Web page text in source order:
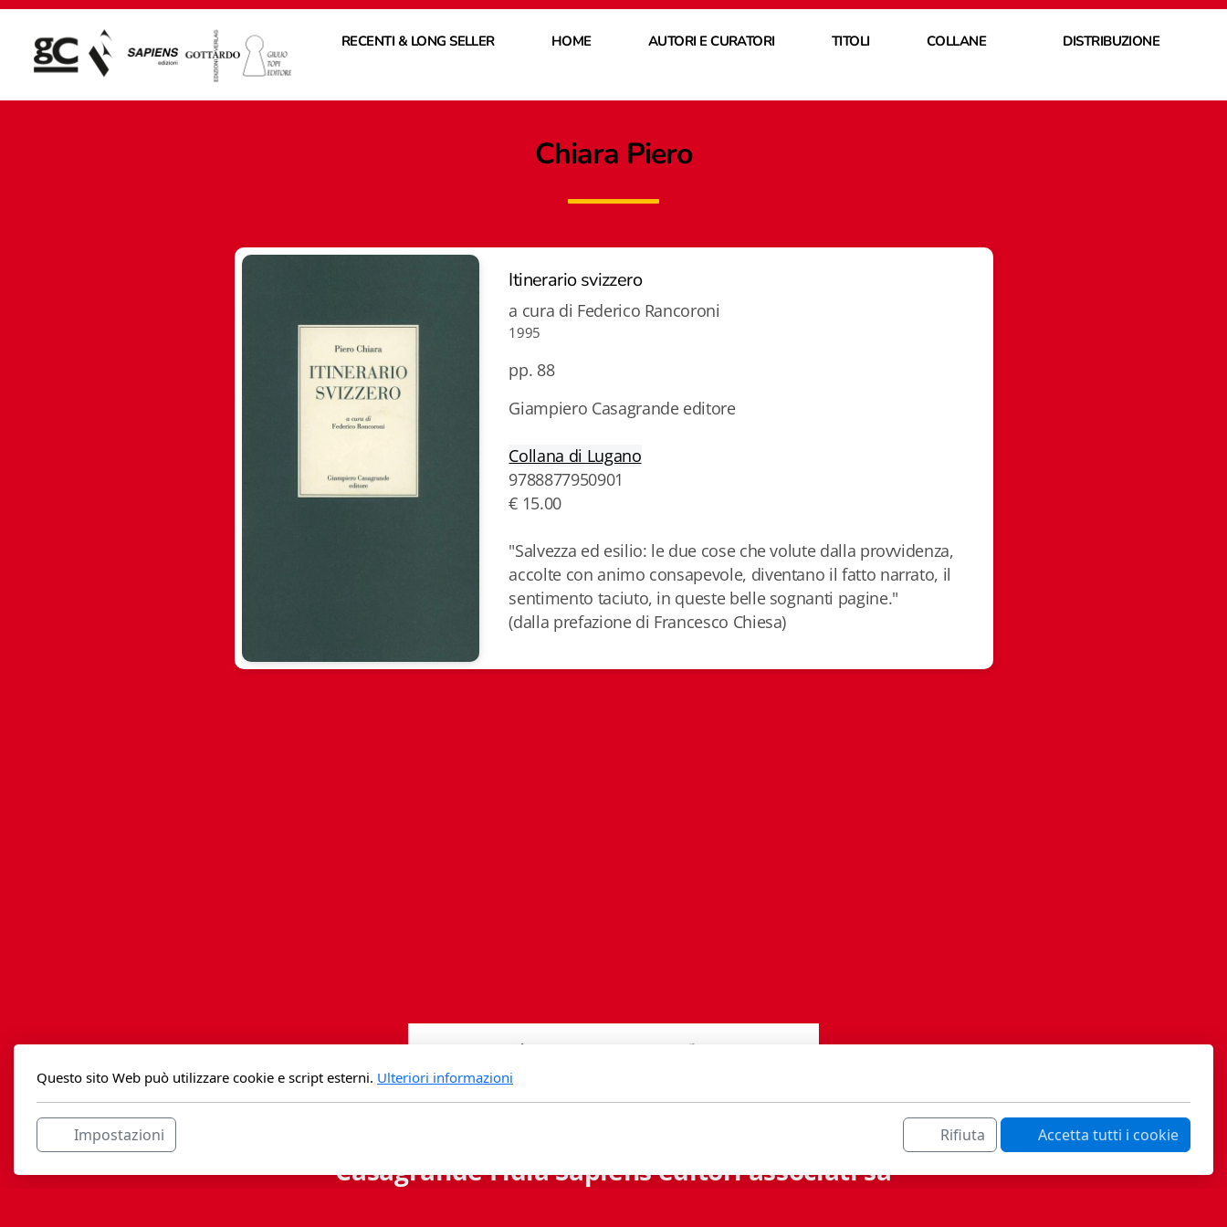
RECENTI & LONG SELLER HOME AUTORI E CURATORI TITOLI COLLANE DISTRIBUZIONE
Chiara Piero
Itinerario svizzero
a cura di Federico Rancoroni
1995
pp. 88
Giampiero Casagrande editore
Collana di Lugano
9788877950901
€ 15.00
"Salvezza ed esilio: le due cose che volute dalla provvidenza,
accolte con animo consapevole, diventano il fatto narrato, il
sentimento taciuto, in queste belle sognanti pagine."
(dalla prefazione di Francesco Chiesa)
Casagrande Fidia Sapiens editori associati sa
Questo sito Web può utilizzare cookie e script esterni. Ulteriori informazioni
Impostazioni Rifiuta Accetta tutti i cookie